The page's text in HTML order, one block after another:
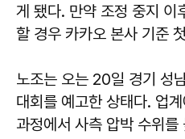
게 됐다. 만약 조정 중지 이
할 경우 카카오 본사 기준
노조는 오는 20일 경기 성
대회를 예고한 상태다. 업
과정에서 사측 압박 수위